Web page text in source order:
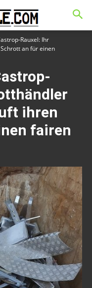
Rauxel: Ihr
an für einen
ihren
fairen